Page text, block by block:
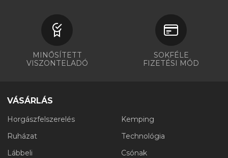
MINŐSÍTETT
VISZONTELADÓ
SOKFÉLE
FIZETÉSI MÓD
VÁSÁRLÁS
Horgászfelszerelés
Ruházat
Lábbeli
Kemping
Technológia
Csónak